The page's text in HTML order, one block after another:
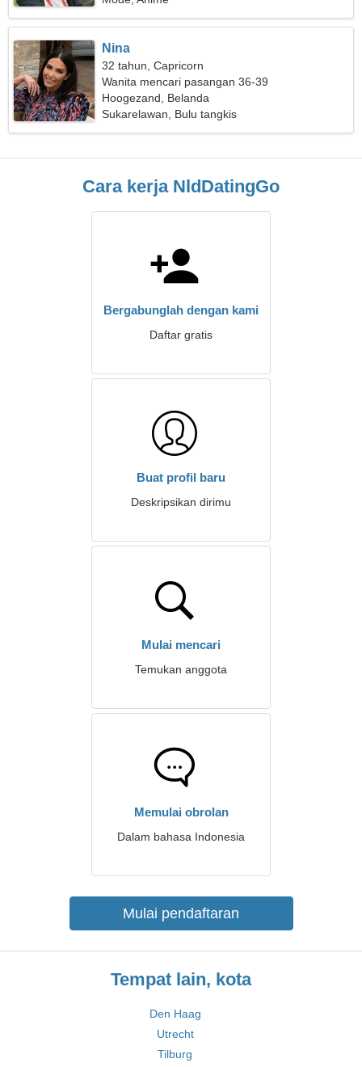
Nina
32 tahun, Capricorn
Wanita mencari pasangan 36-39
Hoogezand, Belanda
Sukarelawan, Bulu tangkis
Cara kerja NldDatingGo
Bergabunglah dengan kami
Daftar gratis
Buat profil baru
Deskripsikan dirimu
Mulai mencari
Temukan anggota
Memulai obrolan
Dalam bahasa Indonesia
Mulai pendaftaran
Tempat lain, kota
Den Haag
Utrecht
Tilburg